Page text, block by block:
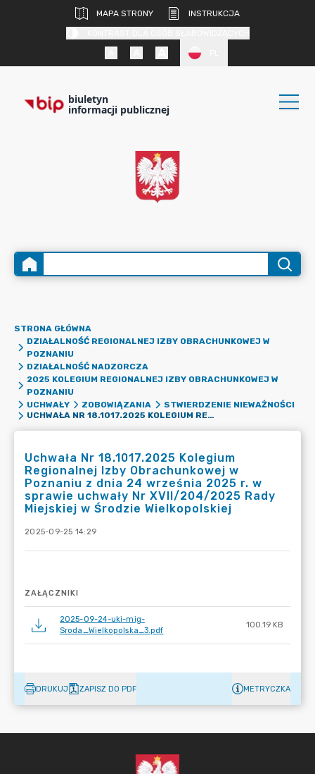
MAPA STRONY
INSTRUKCJA
biuletyn
informacji publicznej
STRONA GŁÓWNA
DZIAŁALNOŚĆ REGIONALNEJ IZBY OBRACHUNKOWEJ W
POZNANIU
DZIAŁALNOŚĆ NADZORCZA
2025 KOLEGIUM REGIONALNEJ IZBY OBRACHUNKOWEJ W
POZNANIU
UCHWAŁY
ZOBOWIĄZANIA
STWIERDZENIE NIEWAŻNOŚCI
UCHWAŁA NR 18.1017.2025 KOLEGIUM REGIONALNEJ IZBY OBRACHUNKOWEJ W POZNANIU Z DNIA 24 WRZEŚNIA 2025 R. W SPRAWIE UCHWAŁY NR XVII/204/2025 RADY MIEJSKIEJ W ŚRODZIE WIELKOPOLSKIEJ
Uchwała Nr 18.1017.2025 Kolegium
Regionalnej Izby Obrachunkowej w
Poznaniu z dnia 24 września 2025 r. w
sprawie uchwały Nr XVII/204/2025 Rady
Miejskiej w Środzie Wielkopolskiej
2025-09-25 14:29
ZAŁĄCZNIKI
2025-09-24-uki-mig-
Sroda_Wielkopolska_3.pdf
100.19 KB
DRUKUJ ZAPISZ DO PDF METRYCZKA